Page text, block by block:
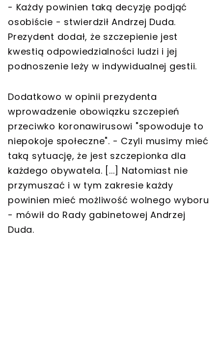
- Każdy powinien taką decyzję podjąć
osobiście - stwierdził Andrzej Duda.
Prezydent dodał, że szczepienie jest
kwestią odpowiedzialności ludzi i jej
podnoszenie leży w indywidualnej gestii.
Dodatkowo w opinii prezydenta
wprowadzenie obowiązku szczepień
przeciwko koronawirusowi "spowoduje to
niepokoje społeczne". - Czyli musimy mieć
taką sytuację, że jest szczepionka dla
każdego obywatela. [...] Natomiast nie
przymuszać i w tym zakresie każdy
powinien mieć możliwość wolnego wyboru
- mówił do Rady gabinetowej Andrzej
Duda.